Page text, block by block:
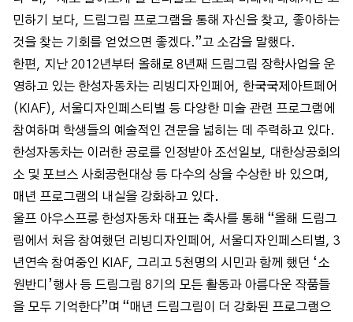
민하기 보다, 드림그림 프로그램을 통해 자신을 찾고, 좋아하는
것을 찾는 기회를 얻었으면 좋겠다.”고 소감을 말했다.
한편, 지난 2012년부터 올해로 8년째 드림그림 장학사업을 운
영하고 있는 한성자동차는 리빙디자인페어, 한국국제아트페어
(KIAF), 서울디자인페스티벌 등 다양한 미술 관련 프로그램에
참여하며 학생들의 예술적인 견문을 넓히는 데 주력하고 있다.
한성자동차는 이러한 공로를 인정받아 조선일보, 대한상공회의
소 및 포브스 사회공헌대상 등 다수의 상을 수상한 바 있으며,
매년 프로그램의 내실을 강화하고 있다.
울프 아우스프룽 한성자동차 대표는 축사를 통해 “올해 드림그
림에서 처음 참여했던 리빙디자인페어, 서울디자인페스티벌, 3
년연속 참여중인 KIAF, 그리고 5천명의 시민과 함께 했던 ‘소
원반디’행사 등 드림그림 8기의 모든 활동과 아름다운 작품들
을 모두 기억한다”며 “매년 드림그림이 더 강화된 프로그램으